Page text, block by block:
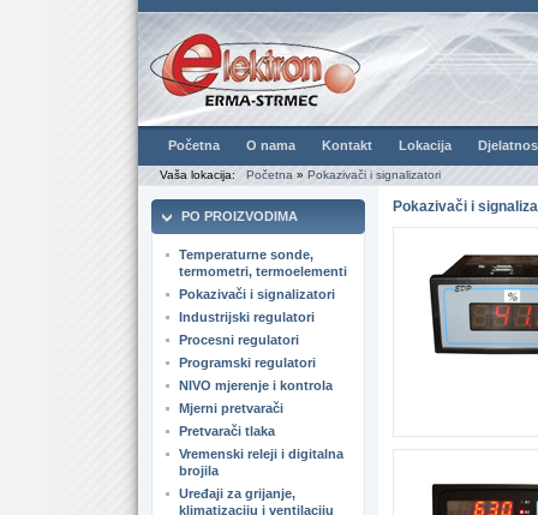
Početna O nama Kontakt Lokacija
Vaša lokacija: Početna » Pokazivači i signalizatori
PO PROIZVODIMA
Temperaturne sonde,
termometri, termoelementi
Pokazivači i signalizatori
Industrijski regulatori
Procesni regulatori
Programski regulatori
NIVO mjerenje i kontrola
Mjerni pretvarači
Pretvarači tlaka
Vremenski releji i digitalna
brojila
Uređaji za grijanje,
klimatizaciju i ventilaciju
Pokazivači i